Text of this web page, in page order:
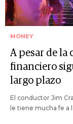
MONEY
A pesar de la
financiero
largo plazo
El conductor Jim
le tiene mucha fe a